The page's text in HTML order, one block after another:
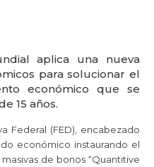
aplica una nueva
para solucionar el
económico que se
15 años.
Federal (FED), encabezado
económico instaurando el
de bonos “Quantitive